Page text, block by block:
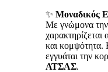
✨ Μοναδικός
Με γνώμονα την
και
εγγυάται την
ΑΤΣΑΣ.